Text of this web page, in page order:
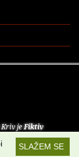
Kriv jeFiktiv
kanaliSLAŽEM SE